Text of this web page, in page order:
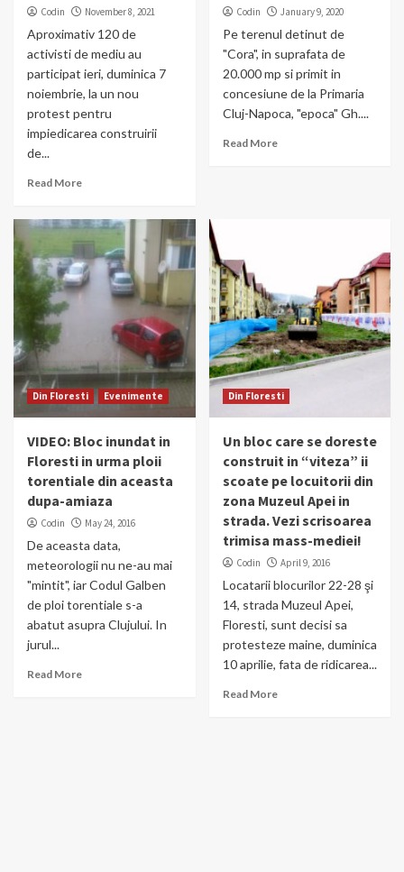
Codin November 8, 2021
Aproximativ 120 de
activisti de mediu au
participat ieri, duminica 7
noiembrie, la un nou
protest pentru
impiedicarea construirii
de...
Read More
Codin January 9, 2020
Pe terenul detinut de
"Cora", in suprafata de
20.000 mp si primit in
concesiune de la Primaria
Cluj-Napoca, "epoca" Gh....
Read More
Din Floresti Evenimente
VIDEO: Bloc inundat in
Floresti in urma ploii
torentiale din aceasta
dupa-amiaza
Codin May 24, 2016
De aceasta data,
meteorologii nu ne-au mai
"mintit", iar Codul Galben
de ploi torentiale s-a
abatut asupra Clujului. In
jurul...
Read More
Din Floresti
Un bloc care se doreste
construit in “viteza” ii
scoate pe locuitorii din
zona Muzeul Apei in
strada. Vezi scrisoarea
trimisa mass-mediei!
Codin April 9, 2016
Locatarii blocurilor 22-28 şi
14, strada Muzeul Apei,
Floresti, sunt decisi sa
protesteze maine, duminica
10 aprilie, fata de ridicarea...
Read More